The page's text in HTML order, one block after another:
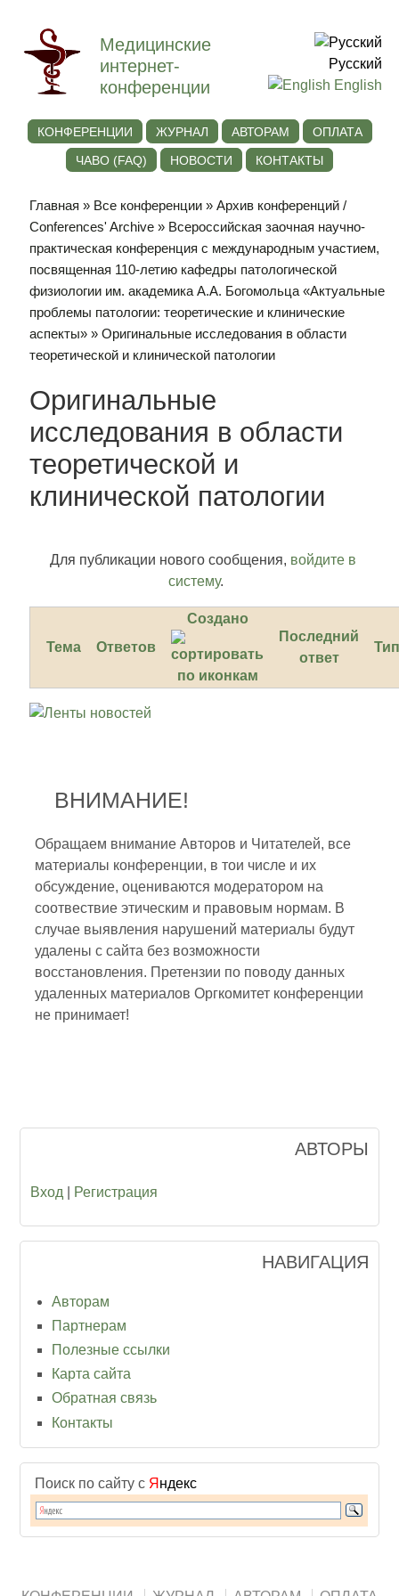
Медицинские
интернет-
конференции
Русский
English
КОНФЕРЕНЦИИ ЖУРНАЛ АВТОРАМ
ОПЛАТА
ЧАВО (FAQ)
НОВОСТИ КОНТАКТЫ
Главная » Все конференции »Архив конференций /
Conferences' Archive » Всероссийская заочная научно-
практическая конференция с международным участием,
посвященная 110-летию кафедры патологической
физиологии им. академика А.А. Богомольца «Актуальные
проблемы патологии: теоретические и клинические
аспекты» » Оригинальные исследования в области
теоретической и клинической патологии
Оригинальные
исследования в области
теоретической и
клинической патологии
Для публикации нового сообщения, войдите в
систему.
Тема Ответов
Создано
Последний
ответ
ВНИМАНИЕ!
Обращаем внимание Авторов и Читателей, все
материалы конференции, в тои числе и их
обсуждение, оцениваются модератором на
соотвествие этическим и правовым нормам. В
случае выявления нарушений материалы будут
удалены с сайта без возможности
восстановления. Претензии по поводу данных
удаленных материалов Оргкомитет конференции
не принимает!
АВТОРЫ
Вход Регистрация
НАВИГАЦИЯ
Авторам
Партнерам
Полезные ссылки
Карта сайта
Обратная связь
Контакты
Поиск по сайту с Я ндекс